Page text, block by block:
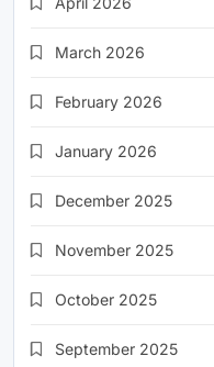
March 2026
February 2026
January 2026
December 2025
November 2025
October 2025
September 2025